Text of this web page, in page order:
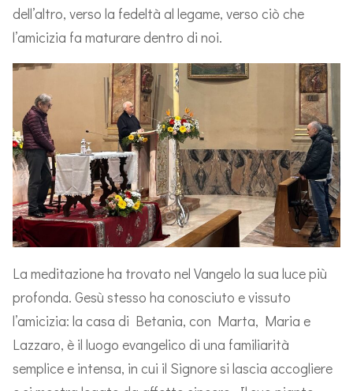
dell’altro, verso la fedeltà al legame, verso ciò che
l’amicizia fa maturare dentro di noi.
La meditazione ha trovato nel Vangelo la sua luce più
profonda. Gesù stesso ha conosciuto e vissuto
l’amicizia: la casa di Betania, con Marta, Maria e
Lazzaro, è il luogo evangelico di una familiarità
semplice e intensa, in cui il Signore si lascia accogliere